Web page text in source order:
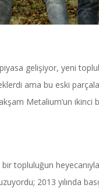
gelişiyor, yeni
ama bu eski
Metalium’un ikinci
topluluğun
2013 yılında